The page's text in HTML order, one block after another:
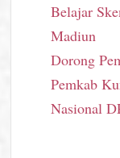
Belajar
Madiun
Dorong
Pemkab
Nasional